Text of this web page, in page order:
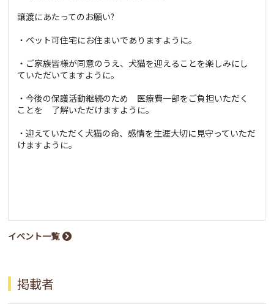
譲渡にあたってのお願い?
・ペット可住宅にお住まいでありますように。
・ご家族皆様が同意のうえ、犬猫を迎えることを楽しみにし
ていただいてますように。
・今後の保護活動継続のため 医療費一部をご負担いただく
ことを 了解いただけますように。
・迎えていただく犬猫の命、感情を生涯大切に見守っていただ
けますように。
イベント一覧
掲載者